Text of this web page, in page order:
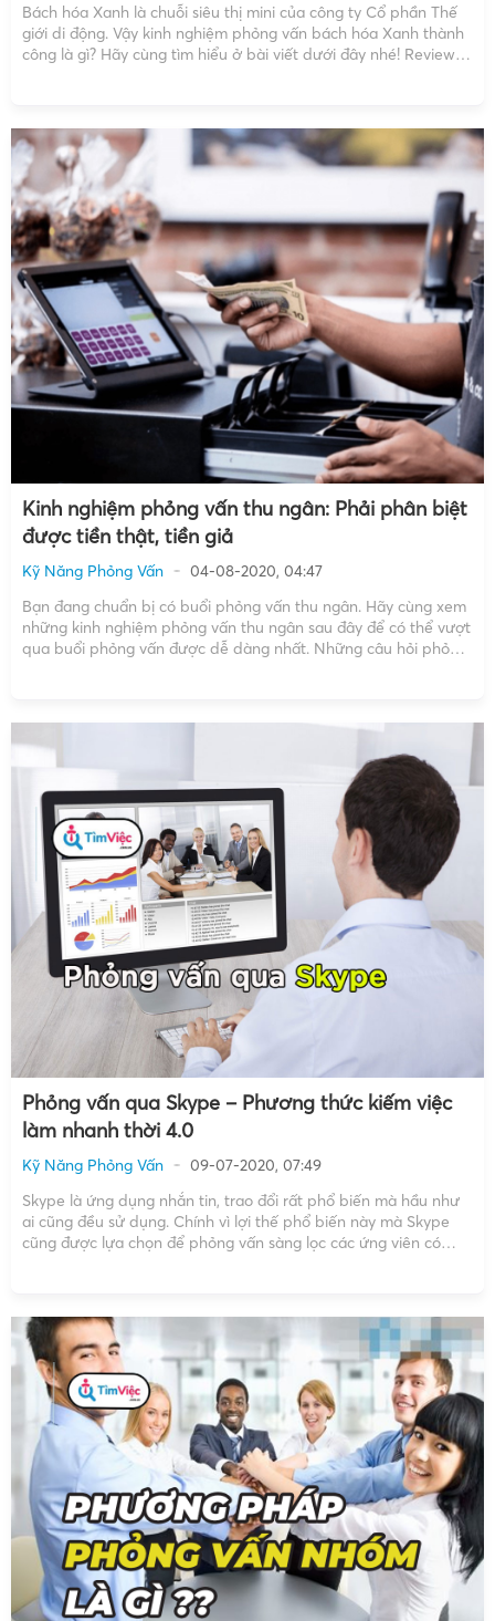
Bách hóa Xanh là chuỗi siêu thị mini của công ty Cổ phần Thế
giới di động. Vậy kinh nghiệm phỏng vấn bách hóa Xanh thành
công là gì? Hãy cùng tìm hiểu ở bài viết dưới đây nhé! Review
Kinh nghiệm phỏng vấn thu ngân: Phải phân biệt
được tiền thật, tiền giả
Kỹ Năng Phỏng Vấn
04-08-2020, 04:47
Bạn đang chuẩn bị có buổi phỏng vấn thu ngân. Hãy cùng xem
những kinh nghiệm phỏng vấn thu ngân sau đây để có thể vượt
qua buổi phỏng vấn được dễ dàng nhất. Những câu hỏi phỏng
Phỏng vấn qua Skype – Phương thức kiếm việc
làm nhanh thời 4.0
Kỹ Năng Phỏng Vấn
09-07-2020, 07:49
Skype là ứng dụng nhắn tin, trao đổi rất phổ biến mà hầu như
ai cũng đều sử dụng. Chính vì lợi thế phổ biến này mà Skype
cũng được lựa chọn để phỏng vấn sàng lọc các ứng viên có